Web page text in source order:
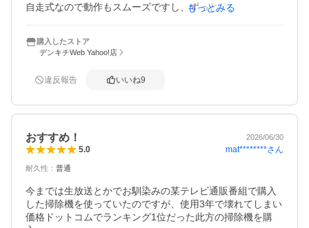
自走式なので動作もスムーズですし、ずっと片手で使って
何より気軽にサッとかけられるので、朝の出勤前の忙しい
時でも掃除してから出掛ける習慣がついて、家の中を綺麗
まだ1週間ほどしか使ってないのでお手入れに関しては分か
掃除できます。
もっとみる
購入したストア
デンキチWeb Yahoo!店
違反報告 いいね9
おすすめ！ 2026/06/30
5.0 mat********さん
耐久性 ： 普通
今までは生放送とかでお馴染みの某テレビ通販番組で購入
した掃除機を使っていたのですが、使用3年で壊れてしまい
価格ドットコムでランキング1位だった此方の掃除機を購